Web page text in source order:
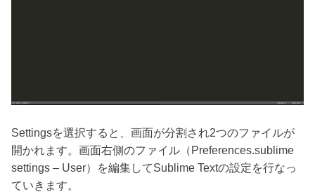
Settingsを選択すると、画面が分割され2つのファイルが
開かれます。画面右側のファイル（Preferences.sublime
settings – User）を編集してSublime Textの設定を行なっ
ていきます。